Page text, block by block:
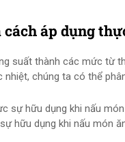
áp dụng
suất thành các mức từ
chúng ta có thể
hữu dụng khi nấu món